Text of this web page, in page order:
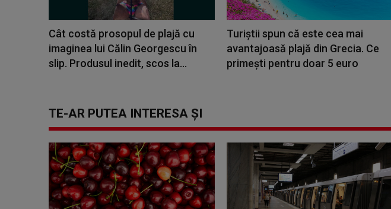
Cât costă prosopul de plajă cu
imaginea lui Călin Georgescu în
slip. Produsul inedit, scos la...
Turiștii spun că este cea mai
avantajoasă plajă din Grecia. Ce
primești pentru doar 5 euro
TE-AR PUTEA INTERESA ȘI